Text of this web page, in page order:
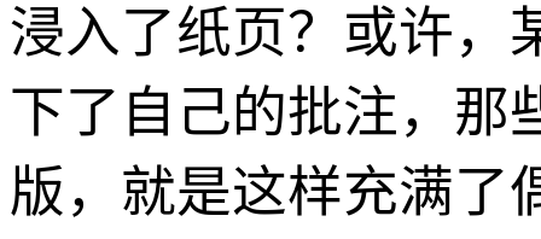
浸入了纸页？或许，
下了自己的批注，那
版，就是这样充满了